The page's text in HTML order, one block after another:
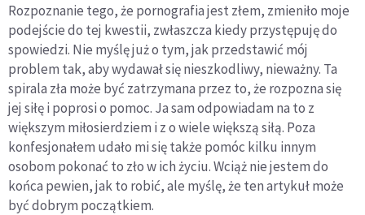
Rozpoznanie tego, że pornografia jest złem, zmieniło moje
podejście do tej kwestii, zwłaszcza kiedy przystępuję do
spowiedzi. Nie myślę już o tym, jak przedstawić mój
problem tak, aby wydawał się nieszkodliwy, nieważny. Ta
spirala zła może być zatrzymana przez to, że rozpozna się
jej siłę i poprosi o pomoc. Ja sam odpowiadam na to z
większym miłosierdziem i z o wiele większą siłą. Poza
konfesjonałem udało mi się także pomóc kilku innym
osobom pokonać to zło w ich życiu. Wciąż nie jestem do
końca pewien, jak to robić, ale myślę, że ten artykuł może
być dobrym początkiem.